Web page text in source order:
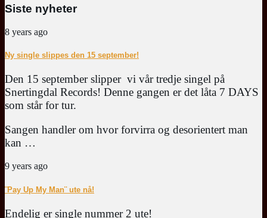
Siste nyheter
8 years ago
Ny single slippes den 15 september!
Den 15 september slipper vi vår tredje singel på
Snertingdal Records! Denne gangen er det låta 7 DAYS
som står for tur.
Sangen handler om hvor forvirra og desorientert man
kan …
9 years ago
¨Pay Up My Man¨ ute nå!
Endelig er single nummer 2 ute!